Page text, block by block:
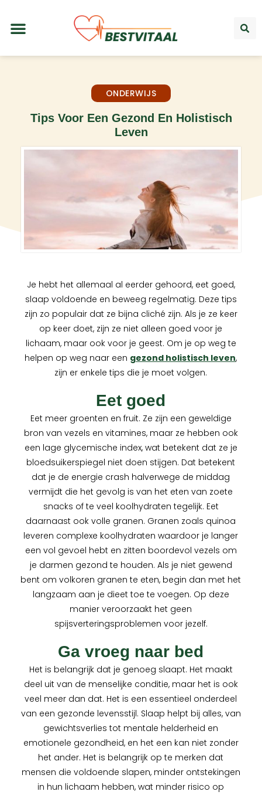
ONDERWIJS
Tips Voor Een Gezond En Holistisch
Leven
Je hebt het allemaal al eerder gehoord, eet goed,
slaap voldoende en beweeg regelmatig. Deze tips
zijn zo populair dat ze bijna cliché zijn. Als je ze keer
op keer doet, zijn ze niet alleen goed voor je
lichaam, maar ook voor je geest. Om je op weg te
helpen op weg naar een gezond holistisch leven,
zijn er enkele tips die je moet volgen.
Eet goed
Eet meer groenten en fruit. Ze zijn een geweldige
bron van vezels en vitamines, maar ze hebben ook
een lage glycemische index, wat betekent dat ze je
bloedsuikerspiegel niet doen stijgen. Dat betekent
dat je de energie crash halverwege de middag
vermijdt die het gevolg is van het eten van zoete
snacks of te veel koolhydraten tegelijk. Eet
daarnaast ook volle granen. Granen zoals quinoa
leveren complexe koolhydraten waardoor je langer
een vol gevoel hebt en zitten boordevol vezels om
je darmen gezond te houden. Als je niet gewend
bent om volkoren granen te eten, begin dan met het
langzaam aan je dieet toe te voegen. Op deze
manier veroorzaakt het geen
spijsverteringsproblemen voor jezelf.
Ga vroeg naar bed
Het is belangrijk dat je genoeg slaapt. Het maakt
deel uit van de menselijke conditie, maar het is ook
veel meer dan dat. Het is een essentieel onderdeel
van een gezonde levensstijl. Slaap helpt bij alles, van
gewichtsverlies tot mentale helderheid en
emotionele gezondheid, en het een kan niet zonder
het ander. Het is belangrijk op te merken dat
mensen die voldoende slapen, minder ontstekingen
in hun lichaam hebben, wat minder risico op